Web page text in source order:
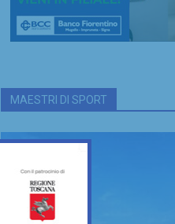
MAESTRI DI SPORT